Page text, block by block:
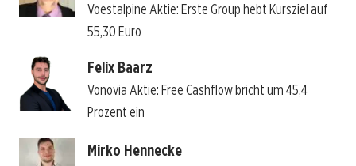
Voestalpine Aktie: Erste Group hebt Kursziel auf
55,30 Euro
Felix Baarz
Vonovia Aktie: Free Cashflow bricht um 45,4
Prozent ein
Mirko Hennecke